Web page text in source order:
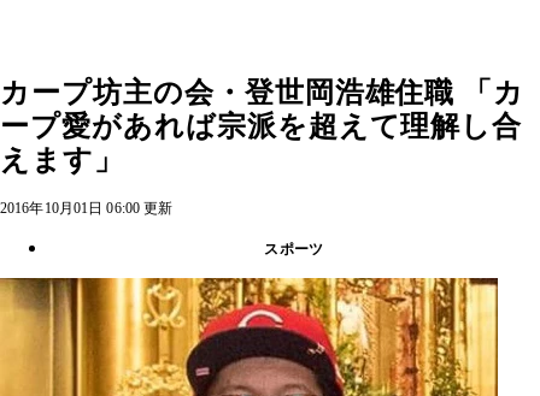
カープ坊主の会・登世岡浩雄住職 「カ
ープ愛があれば宗派を超えて理解し合
えます」
2016年10月01日 06:00 更新
スポーツ